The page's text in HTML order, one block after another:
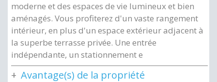
moderne et des espaces de vie lumineux et bien
aménagés. Vous profiterez d'un vaste rangement
intérieur, en plus d'un espace extérieur adjacent à
la superbe terrasse privée. Une entrée
indépendante, un stationnement e
Avantage(s) de la propriété